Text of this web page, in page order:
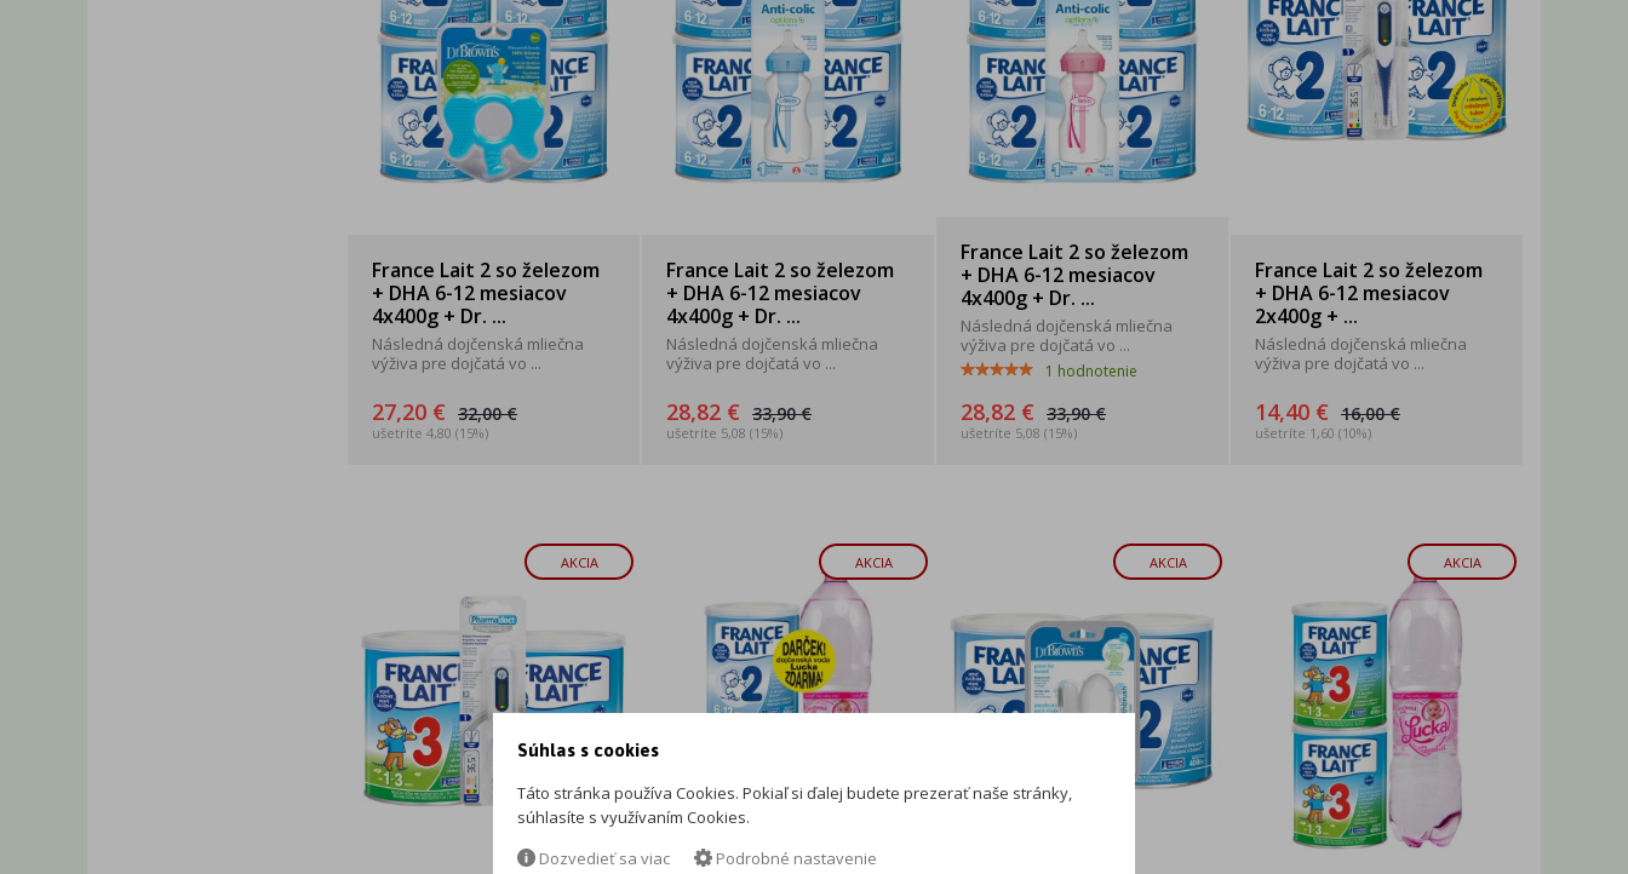
France Lait 2 so železom
+ DHA 6-12 mesiacov
4x400g + Dr. ...
Následná dojčenská mliečna
výživa pre dojčatá vo ...
27,20 € 32,00 €
ušetríte 4,80 (15%)
France Lait 2 so železom
+ DHA 6-12 mesiacov
4x400g + Dr. ...
Následná dojčenská mliečna
výživa pre dojčatá vo ...
28,82 € 33,90 €
ušetríte 5,08 (15%)
France Lait 2 so železom
+ DHA 6-12 mesiacov
4x400g + Dr. ...
Následná dojčenská mliečna
výživa pre dojčatá vo ...
1 hodnotenie
28,82 € 33,90 €
ušetríte 5,08 (15%)
France Lait 2 so železom
+ DHA 6-12 mesiacov
2x400g + ...
Následná dojčenská mliečna
výživa pre dojčatá vo ...
14,40 € 16,00 €
ušetríte 1,60 (10%)
AKCIA AKCIA AKCIA AKCIA
Súhlas s cookies
Táto stránka používa Cookies. Pokiaľ si ďalej budete prezerať naše stránky,
súhlasíte s využívaním Cookies.
Dozvedieť sa viac
Podrobné nastavenie